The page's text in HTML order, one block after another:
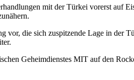
mit der Türkei vorerst auf
die sich zuspitzende Lage in der
Geheimdienstes MIT auf den